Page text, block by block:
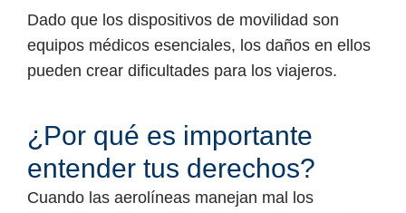
Dado que los dispositivos de movilidad son
equipos médicos esenciales, los daños en ellos
pueden crear dificultades para los viajeros.
¿Por qué es importante
entender tus derechos?
Cuando las aerolíneas manejan mal los